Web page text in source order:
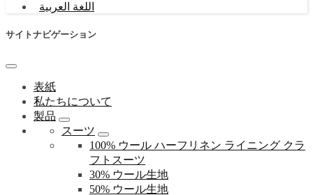
اللغة العربية
サイトナビゲーション
表紙
私たちについて
製品
スーツ
100% ウール ハーフリネン ライニング クラ
フトスーツ
30% ウール生地
50% ウール生地